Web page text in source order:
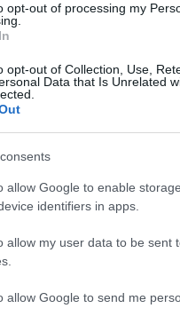
opt-out of processing my
opt-out of Collection, Use,
Data that Is Unrelated
allow Google to enable
identifiers in apps.
allow my user data to be sent
allow Google to send me